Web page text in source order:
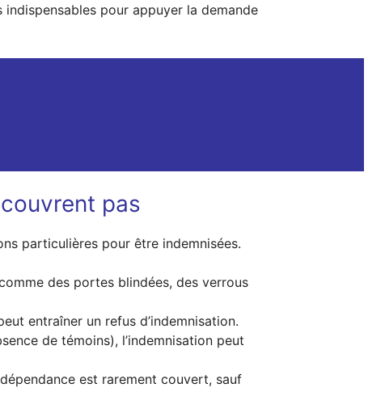
pour appuyer la demande
pas
particulières pour être indemnisées.
des portes blindées, des verrous
entraîner un refus d’indemnisation.
de témoins), l’indemnisation peut
est rarement couvert, sauf